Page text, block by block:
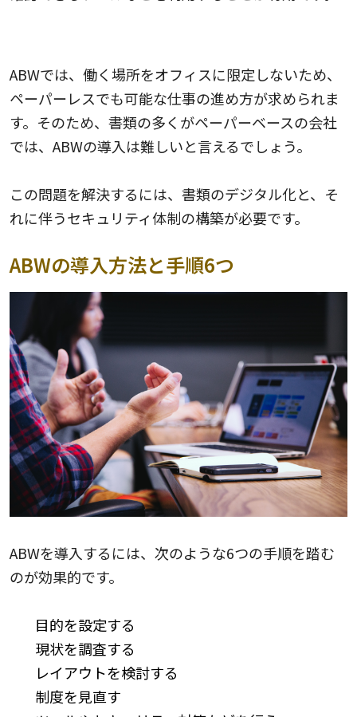
ABWでは、働く場所をオフィスに限定しないため、
ペーパーレスでも可能な仕事の進め方が求められま
す。そのため、書類の多くがペーパーベースの会社
では、ABWの導入は難しいと言えるでしょう。
この問題を解決するには、書類のデジタル化と、そ
れに伴うセキュリティ体制の構築が必要です。
ABWの導入方法と手順6つ
ABWを導入するには、次のような6つの手順を踏む
のが効果的です。
目的を設定する
現状を調査する
レイアウトを検討する
制度を見直す